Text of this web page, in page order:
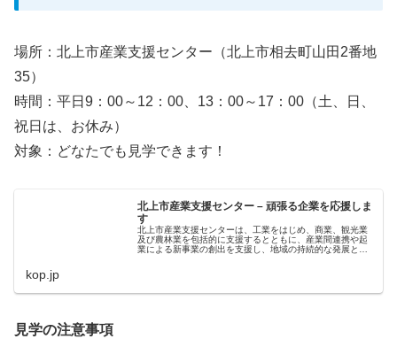
場所：北上市産業支援センター（北上市相去町山田2番地
35）
時間：平日9：00～12：00、13：00～17：00（土、日、
祝日は、お休み）
対象：どなたでも見学できます！
北上市産業支援センター – 頑張る企業を応援しま
す
北上市産業支援センターは、工業をはじめ、商業、観光業
及び農林業を包括的に支援するとともに、産業間連携や起
業による新事業の創出を支援し、地域の持続的な発展と魅
kop.jp
見学の注意事項